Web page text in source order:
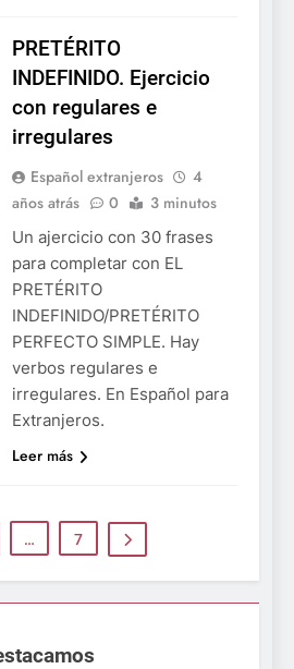
PRETÉRITO
INDEFINIDO. Ejercicio
con regulares e
irregulares
Español extranjeros
4
años atrás
0 3 minutos
Un ajercicio con 30 frases
para completar con EL
PRETÉRITO
INDEFINIDO/PRETÉRITO
PERFECTO SIMPLE. Hay
verbos regulares e
irregulares. En Español para
Extranjeros.
Leer más
… 7